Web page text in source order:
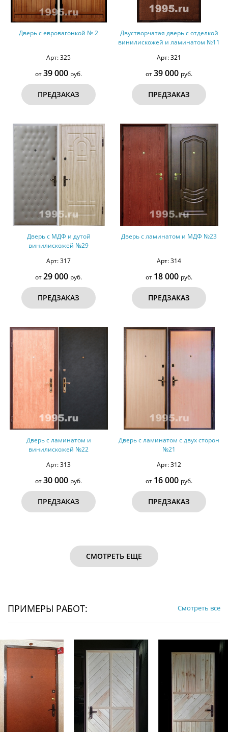
Дверь с евровагонкой № 2
Арт: 325
от39 000 руб.
ПРЕДЗАКАЗ
Двустворчатая дверь с отделкой
винилискожей и ламинатом №11
Арт: 321
от39 000 руб.
ПРЕДЗАКАЗ
Дверь с МДФ и дутой
винилискожей №29
Арт: 317
от29 000 руб.
ПРЕДЗАКАЗ
Дверь с ламинатом и МДФ №23
Арт: 314
от 18 000 руб.
ПРЕДЗАКАЗ
Дверь с ламинатом и
винилискожей №22
Арт: 313
от30 000 руб.
ПРЕДЗАКАЗ
Дверь с ламинатом с двух сторон
№21
Арт: 312
от 16 000 руб.
ПРЕДЗАКАЗ
СМОТРЕТЬ ЕЩЕ
ПРИМЕРЫ РАБОТ: Смотреть все